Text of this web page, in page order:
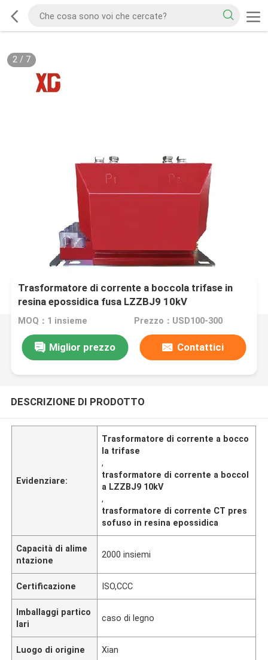
2/ 7
Trasformatore di corrente a boccola trifase in
resina epossidica fusa LZZBJ9 10kV
MOQ：1 insieme Prezzo：USD100-300
Miglior prezzo Contattici
DESCRIZIONE DI PRODOTTO
Evidenziare:
Trasformatore di corrente a bocco
la trifase
,
trasformatore di corrente a boccol
a LZZBJ9 10kV
,
trasformatore di corrente CT pres
sofuso in resina epossidica
Capacità di alime
ntazione
2000 insiemi
Certificazione ISO,CCC
Imballaggi partico
lari
caso di legno
Luogo di origine Xian